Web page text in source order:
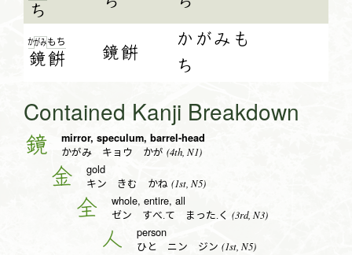
ち
かがみ
鏡
も ち
餠 鏡餠
かがみも
ち
Contained Kanji Breakdown
鏡 mirror, speculum, barrel-head
かがみ キョウ かが (4th, N1)
金 gold
キン きむ かね (1st, N5)
全 whole, entire, all
ゼン すべ.て まった.く (3rd, N3)
人 person
ひと ニン ジン (1st, N5)